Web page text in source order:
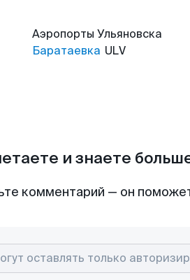
Аэропорты Ульяновска
Баратаевка ULV
и знаете
комментарий — он